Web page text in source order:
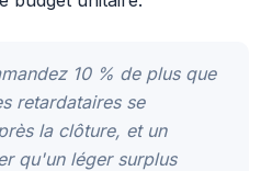
10 % de plus que
retardataires se
la clôture, et un
qu'un léger surplus